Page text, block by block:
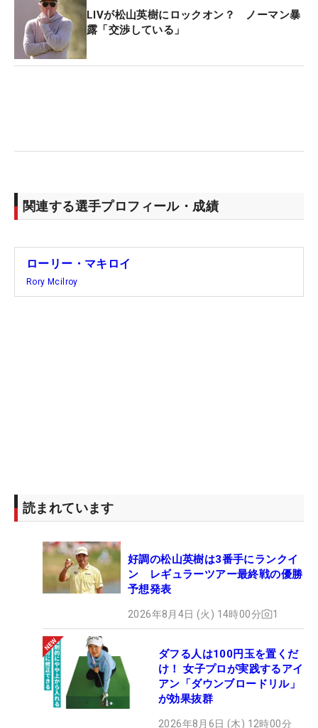
LIVが松山英樹にロックオン？ ノーマン暴
露「交渉している」
関連する選手プロフィール・成績
ローリー・マキロイ
Rory Mcilroy
読まれています
好調の松山英樹は3番手にランクイ
ン レギュラーツアー最終戦の優勝
予想発表
2026年8月4日 (火) 14時00分 1
ダフる人は100円玉を置くだ
け！ 女子プロが実践するアイ
アン「ダウンブロードリル」
が効果抜群
2026年8月6日 (木) 12時00分